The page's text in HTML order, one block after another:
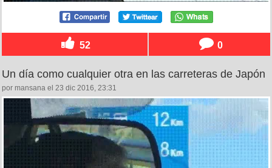
52 0
Un día como cualquier otra en las carreteras de Japón
por mansana el 23 dic 2016, 23:31